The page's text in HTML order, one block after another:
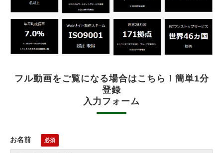
フル動画をご覧になる場合はこちら！簡単1分
登録
入力フォーム
お名前